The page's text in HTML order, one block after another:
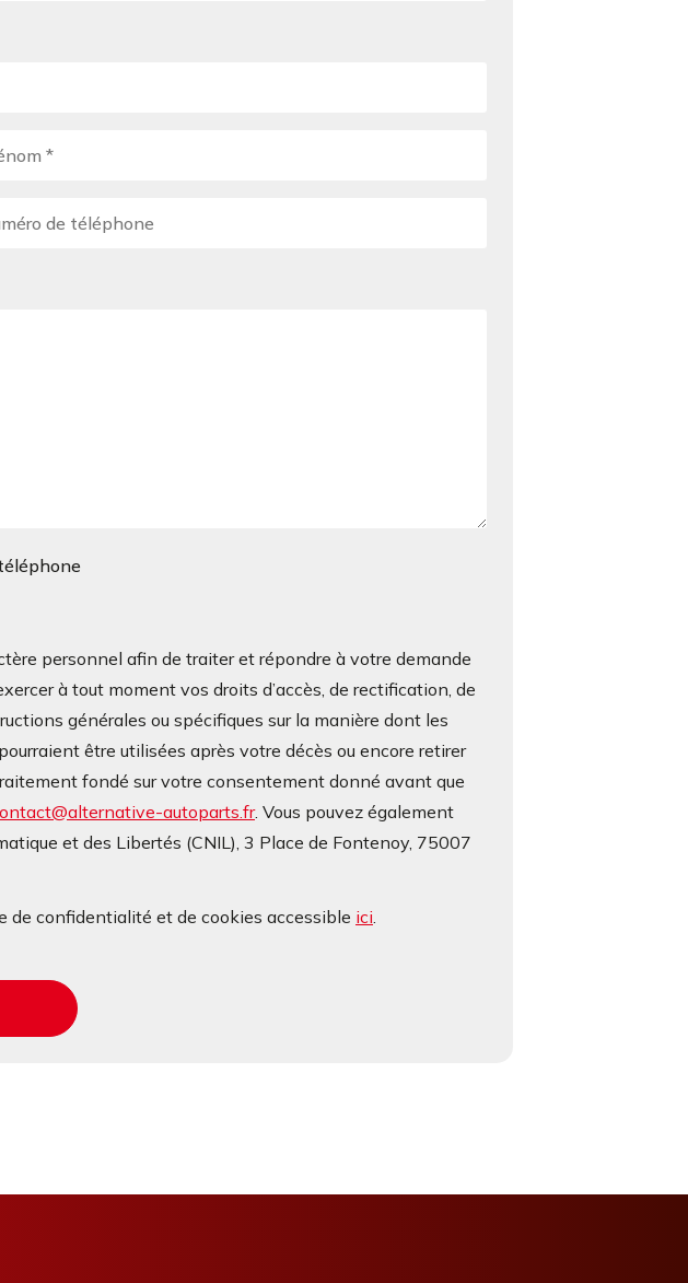
personnel afin de traiter et répondre à votre demande
à tout moment vos droits d’accès, de rectification, de
générales ou spécifiques sur la manière dont les
être utilisées après votre décès ou encore retirer
fondé sur votre consentement donné avant que
autoparts.fr. Vous pouvez également
et des Libertés (CNIL), 3 Place de Fontenoy, 75007
de confidentialité et de cookies accessible ici.